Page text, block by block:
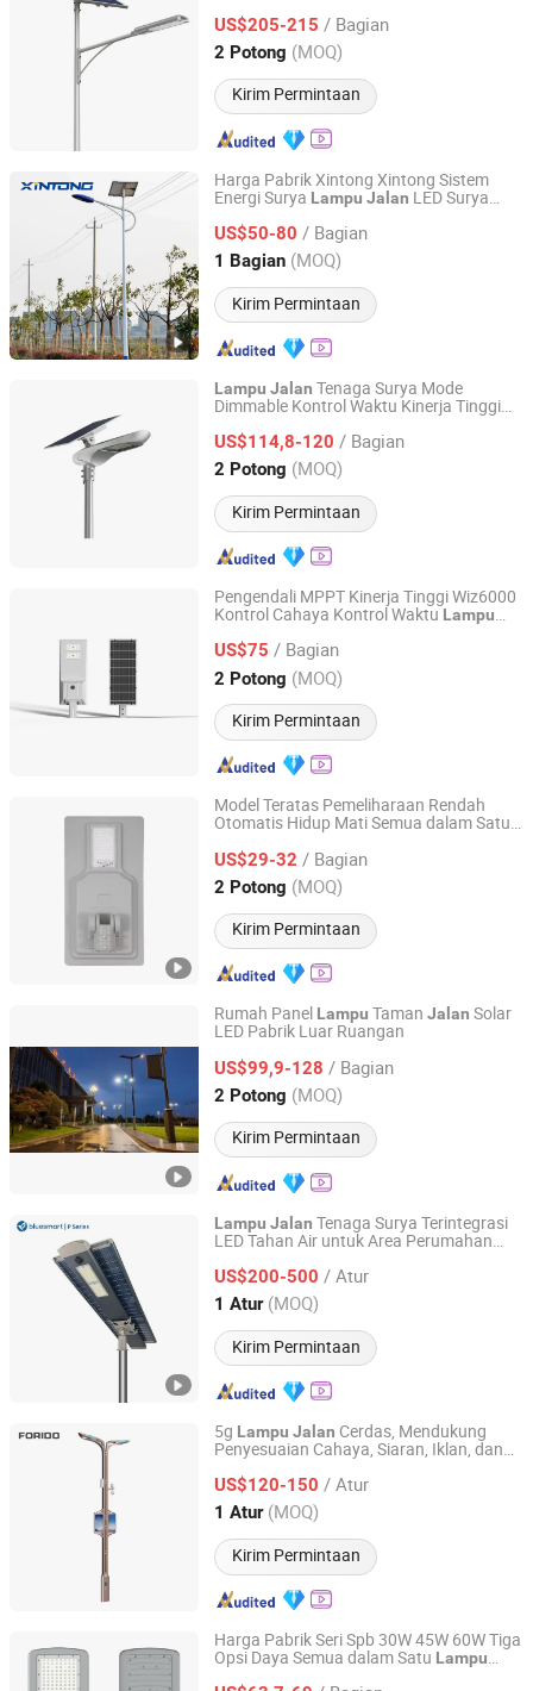
US$205-215 / Bagian
2 Potong (MOQ)
Kirim Permintaan
Jiangsu, China Harga mulai 2026
Harga Pabrik Xintong Xintong Sistem
Energi Surya Lampu Jalan LED Surya
US$50-80 / Bagian
1 Bagian (MOQ)
Kirim Permintaan
Yangzhou Xintong Transport Equipment Group Co., Ltd.
Jiangsu, China Harga mulai 2019
Lampu Jalan Tenaga Surya Mode
Dimmable Kontrol Waktu Kinerja Tinggi
US$114,8-120 / Bagian
2 Potong (MOQ)
Kirim Permintaan
Jiangsu Longen Lighting Co., Ltd.
Jiangsu, China Harga mulai 2026
Pengendali MPPT Kinerja Tinggi Wiz6000
Kontrol Cahaya Kontrol Waktu Lampu
US$75 / Bagian
2 Potong (MOQ)
Kirim Permintaan
Jiangsu Longen Lighting Co., Ltd.
Jiangsu, China Harga mulai 2026
Model Teratas Pemeliharaan Rendah
Otomatis Hidup Mati Semua dalam Satu
US$29-32 / Bagian
2 Potong (MOQ)
Kirim Permintaan
Jiangsu Longen Lighting Co., Ltd.
Jiangsu, China Harga mulai 2026
Rumah Panel Lampu Taman Jalan Solar
LED Pabrik Luar Ruangan
US$99,9-128 / Bagian
2 Potong (MOQ)
Kirim Permintaan
Zhongjing Rongguang New Energy Jiangsu Co., Ltd.
Jiangsu, China Harga mulai 2025
Lampu Jalan Tenaga Surya Terintegrasi
LED Tahan Air untuk Area Perumahan
US$200-500 / Atur
1 Atur (MOQ)
Kirim Permintaan
Bluesmart Solar PV Co., Ltd.
Guangdong, China Harga mulai 2016
5g Lampu Jalan Cerdas, Mendukung
Penyesuaian Cahaya, Siaran, Iklan, dan
US$120-150 / Atur
1 Atur (MOQ)
Kirim Permintaan
Yangzhou Forido Photoelectric Technology Co., Ltd.
Jiangsu, China Harga mulai 2024
Harga Pabrik Seri Spb 30W 45W 60W Tiga
Opsi Daya Semua dalam Satu Lampu
Jiangsu Longen Lighting Co., Ltd.